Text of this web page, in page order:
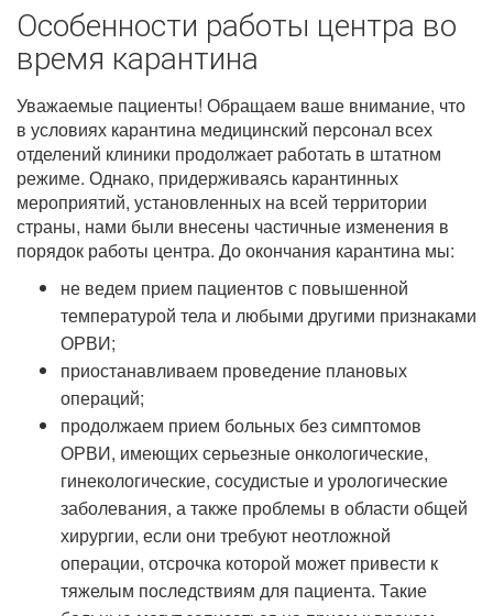
Особенности работы центра во
время карантина
Уважаемые пациенты! Обращаем ваше внимание, что
в условиях карантина медицинский персонал всех
отделений клиники продолжает работать в штатном
режиме. Однако, придерживаясь карантинных
мероприятий, установленных на всей территории
страны, нами были внесены частичные изменения в
порядок работы центра. До окончания карантина мы:
не ведем прием пациентов с повышенной
температурой тела и любыми другими признаками
ОРВИ;
приостанавливаем проведение плановых
операций;
продолжаем прием больных без симптомов
ОРВИ, имеющих серьезные онкологические,
гинекологические, сосудистые и урологические
заболевания, а также проблемы в области общей
хирургии, если они требуют неотложной
операции, отсрочка которой может привести к
тяжелым последствиям для пациента. Такие